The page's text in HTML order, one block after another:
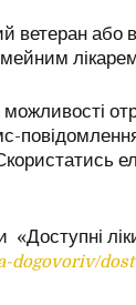
ветеран
dogovoriv/